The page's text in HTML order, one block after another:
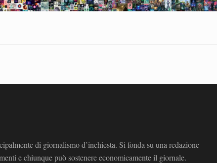
di giornalismo d’inchiesta. Si fonda su una redazione
e chiunque può sostenere economicamente il giornale.